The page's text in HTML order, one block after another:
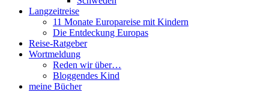
Langzeitreise
11 Monate Europareise mit Kindern
Die Entdeckung Europas
Reise-Ratgeber
Wortmeldung
Reden wir über…
Bloggendes Kind
meine Bücher